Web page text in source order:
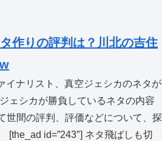
作りの評判は？川北の吉住
イナリスト、真空ジェシカのネタが
ェシカが勝負しているネタの内容
世間の評判、評価などについて、探
[the_ad id=”243″] ネタ飛ばしも切